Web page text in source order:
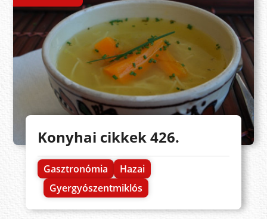
Konyhai cikkek 426.
Gasztronómia
Hazai
Gyergyószentmiklós